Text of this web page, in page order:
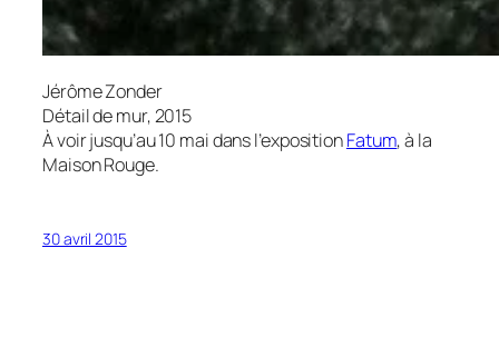
Jérôme Zonder
Détail de mur, 2015
À voir jusqu’au 10 mai dans l’expositionFatum, à la
Maison Rouge.
30 avril 2015